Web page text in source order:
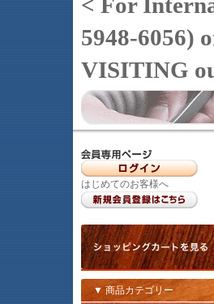
5948-6056)
VISITING
はじめてのお客様へ
▼ 商品カテゴリー